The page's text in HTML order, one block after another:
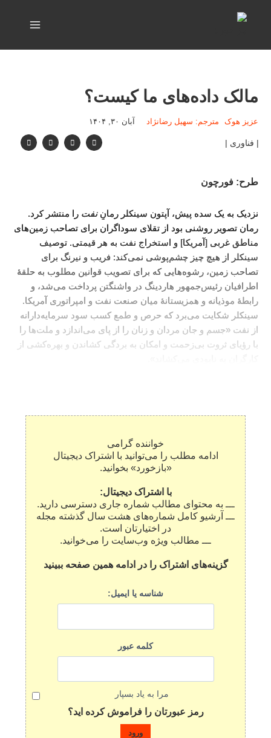
مالک داده‌های ما کیست؟
عزیز هوک مترجم: سهیل رضانژاد آبان ۳۰, ۱۴۰۴
| فناوری |
طرح: فورچون
نزدیک به یک سده پیش، آپتون سینکلر رمانِنفت را منتشر کرد.
رمان تصویر روشنی بود از تقلای سوداگران برای تصاحب زمین‌های
مناطق غربی [آمریکا] و استخراج نفت به هر قیمتی. توصیف
سینکلر از هیچ چیز چشم‌پوشی نمی‌کند: فریب و نیرنگ برای
تصاحب زمین، رشوه‌هایی که برای تصویب قوانین مطلوب به حلقۀ
اطرافیان رئیس‌جمهور هاردینگ در واشنگتن پرداخت می‌شد، و
رابطۀ موذیانه و همزیستانۀ میان صنعت نفت و امپراتوری آمریکا.
سینکلر شکایت می‌برد که حرص و طمع کسب سود سرمایه‌دارانه
از نفت «جسم و جان مردان و زنان را از پای می‌اندازد و ملت‌ها را
با رؤیای ثروت بی‌زحمت و امکان به بردگی کشاندن و بهره‌کشی از
خواننده گرامی
ادامه مطلب را می‌توانید با اشتراک دیجیتال
«بازخورد» بخوانید.
با اشتراک دیجیتال:
ـــ به محتوای مطالب شماره جاری دسترسی دارید.
ـــ آرشیو کامل شماره‌های هشت سال گذشته مجله
در اختیارتان است.
ـــ مطالب ویژه وب‌سایت را می‌خوانید.
گزینه‌های اشتراک را در ادامه همین صفحه ببینید
شناسه یا ایمیل:
کلمه عبور
مرا به یاد بسپار
رمز عبورتان را فراموش کرده اید؟